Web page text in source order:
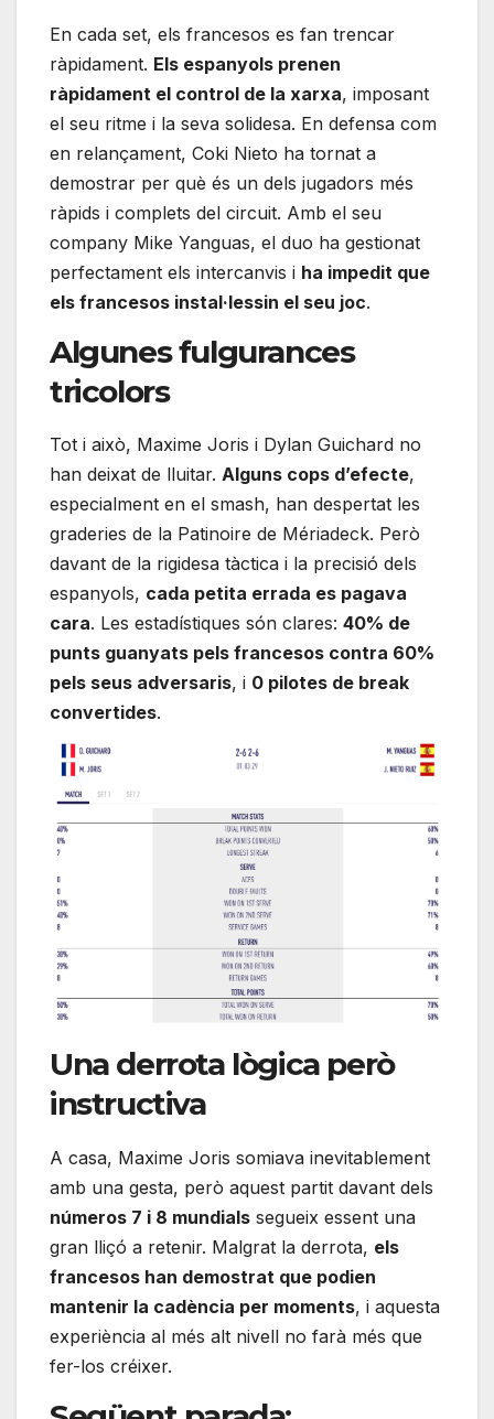
En cada set, els francesos es fan trencar
ràpidament. Els espanyols prenen
ràpidament el control de la xarxa, imposant
el seu ritme i la seva solidesa. En defensa com
en relançament, Coki Nieto ha tornat a
demostrar per què és un dels jugadors més
ràpids i complets del circuit. Amb el seu
company Mike Yanguas, el duo ha gestionat
perfectament els intercanvis i ha impedit que
els francesos instal·lessin el seu joc.
Algunes fulgurances
tricolors
Tot i això, Maxime Joris i Dylan Guichard no
han deixat de lluitar. Alguns cops d’efecte,
especialment en el smash, han despertat les
graderies de la Patinoire de Mériadeck. Però
davant de la rigidesa tàctica i la precisió dels
espanyols, cada petita errada es pagava
cara. Les estadístiques són clares: 40% de
punts guanyats pels francesos contra 60%
pels seus adversaris, i 0 pilotes de break
convertides.
Una derrota lògica però
instructiva
A casa, Maxime Joris somiava inevitablement
amb una gesta, però aquest partit davant dels
números 7 i 8 mundials segueix essent una
gran lliçó a retenir. Malgrat la derrota, els
francesos han demostrat que podien
mantenir la cadència per moments, i aquesta
experiència al més alt nivell no farà més que
fer-los créixer.